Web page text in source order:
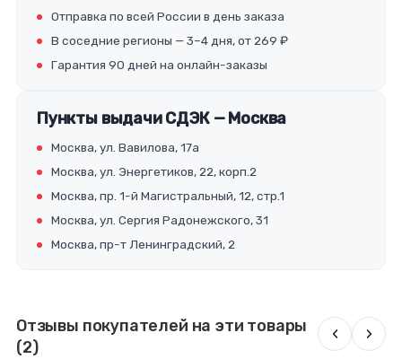
Отправка по всей России в день заказа
В соседние регионы — 3–4 дня, от 269 ₽
Гарантия 90 дней на онлайн-заказы
Пункты выдачи СДЭК — Москва
Москва, ул. Вавилова, 17а
Москва, ул. Энергетиков, 22, корп.2
Москва, пр. 1-й Магистральный, 12, стр.1
Москва, ул. Сергия Радонежского, 31
Москва, пр-т Ленинградский, 2
Отзывы покупателей на эти товары
(2)
‹ ›